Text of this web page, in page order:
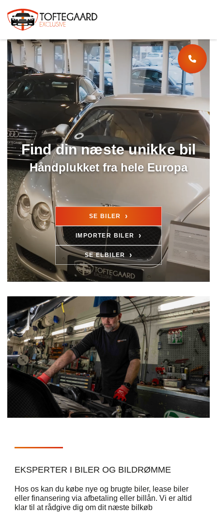
Find din næste unikke bil
Håndplukket fra hele Europa
SE BILER ›
IMPORTER BILER ›
SE ELBILER ›
EKSPERTER I BILER OG BILDRØMME
Hos os kan du købe nye og brugte biler, lease biler
eller finansering via afbetaling eller billån. Vi er altid
klar til at rådgive dig om dit næste bilkøb